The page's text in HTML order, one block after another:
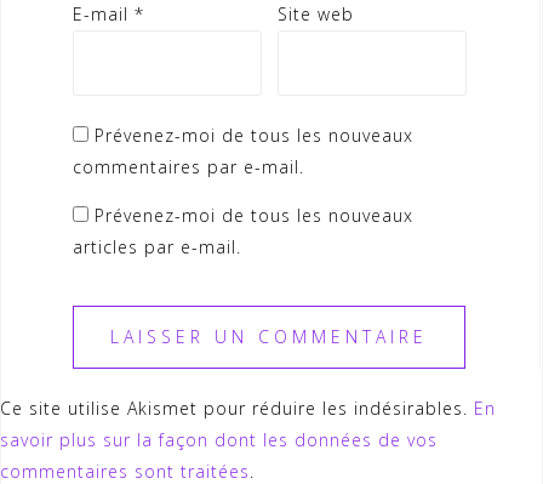
E-mail * Site web
Prévenez-moi de tous les nouveaux
commentaires par e-mail.
Prévenez-moi de tous les nouveaux
articles par e-mail.
Ce site utilise Akismet pour réduire les indésirables. En
savoir plus sur la façon dont les données de vos
commentaires sont traitées